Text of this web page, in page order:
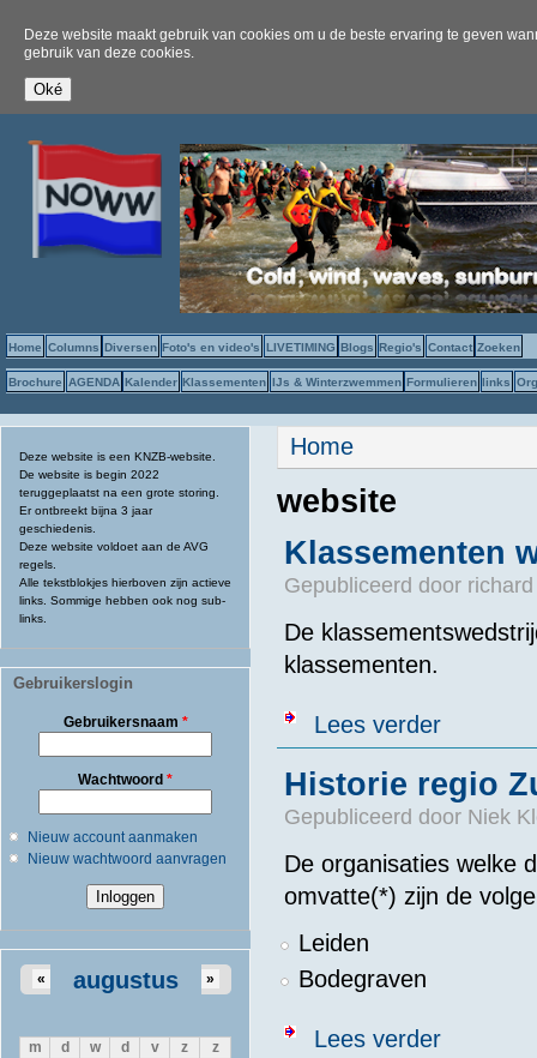
Deze website maakt gebruik van cookies om u de beste ervaring te geven
gebruik van deze cookies.
Home Columns Diversen Foto's en video's LIVETIMING Blogs Regio's Contact Zoeken
Brochure AGENDA Kalender Klassementen IJs & Winterzwemmen Formulieren links
Deze website is een KNZB-website.
De website is begin 2022
teruggeplaatst na een grote storing.
Er ontbreekt bijna 3 jaar
geschiedenis.
Deze website voldoet aan de AVG
regels.
Alle tekstblokjes hierboven zijn actieve
links. Sommige hebben ook nog sub-
links.
Gebruikerslogin
Gebruikersnaam *
Wachtwoord *
Nieuw account aanmaken
Nieuw wachtwoord aanvragen
augustus
« »
m d w d v z
z
U bent hier
Home
website
Klassementen
Gepubliceerd door
De
klassementen.
Lees verderover
Historie regio
Gepubliceerd door Niek
De organisaties welke
omvatte(*) zijn de
Leiden
Bodegraven
Lees verderover Historie